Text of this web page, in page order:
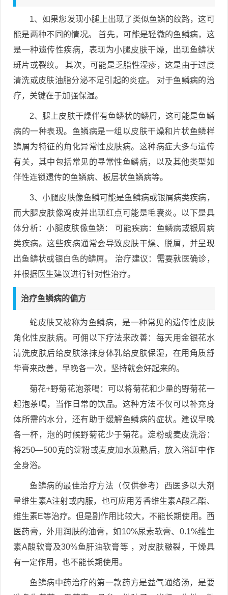
1、如果您发现小腿上出现了类似鱼鳞的纹路，这可
能是两种不同的情况。 首先，可能是轻微的鱼鳞病，这
是一种遗传性疾病，表现为小腿皮肤干燥，出现鱼鳞状
斑片或裂纹。 其次，可能是乏脂性湿疹，这是由于过度
清洗或皮肤油脂分泌不足引起的炎症。 对于鱼鳞病的治
疗，关键在于加强保湿。
2、腿上皮肤干燥伴有鱼鳞状的鳞屑，这可能是鱼鳞
病的一种表现。鱼鳞病是一组以皮肤干燥和片状鱼鳞样
鳞屑为特征的角化异常性皮肤病。这种病症大多与遗传
有关，其中包括常见的寻常性鱼鳞病，以及其他类型如
伴性连锁遗传的鱼鳞病、板层状鱼鳞病等。
3、小腿皮肤像鱼鳞可能是鱼鳞病或银屑病类疾病，
而大腿皮肤像鸡皮并出现红点可能是毛囊炎。以下是具
体分析：小腿皮肤像鱼鳞： 可能疾病：鱼鳞病或银屑病
类疾病。这些疾病通常会导致皮肤干燥、脱屑，并呈现
出鱼鳞状或银白色的鳞屑。 治疗建议：需要就医确诊，
并根据医生建议进行针对性治疗。
治疗鱼鳞病的偏方
蛇皮肤又被称为鱼鳞病，是一种常见的遗传性皮肤
角化性皮肤病。可佣以下疗法来改善：每天用金银花水
清洗皮肤后给皮肤涂抹身体乳给皮肤保湿，在用角质舒
华膏来改善，早晚各一次，坚持就会好起来的。
菊花+野菊花泡茶喝：可以将菊花和少量的野菊花一
起泡茶喝，当作日常的饮品。这种方法不仅可以补充身
体所需的水分，还有助于缓解鱼鳞病的症状。建议早晚
各一杯，泡的时候野菊花少于菊花。淀粉或麦皮洗浴：
将250—500克的淀粉或麦皮加水煎熟后，放入浴缸中作
全身浴。
鱼鳞病的最佳治疗方法（仅供参考）西医多以大剂
量维生素A注射或内服，也可应用芳香维生素A酸乙酯、
维生素E等治疗。但是副作用比较大，不能长期使用。西
医药膏，外用润肤的油膏，如10%尿素软膏、0.1%维生
素A酸软膏及30%鱼肝油软膏等 ，对皮肤皲裂，干燥具
有一定作用，也不能长期使用。
鱼鳞病中药治疗的第一款药方是益气通络汤，是要